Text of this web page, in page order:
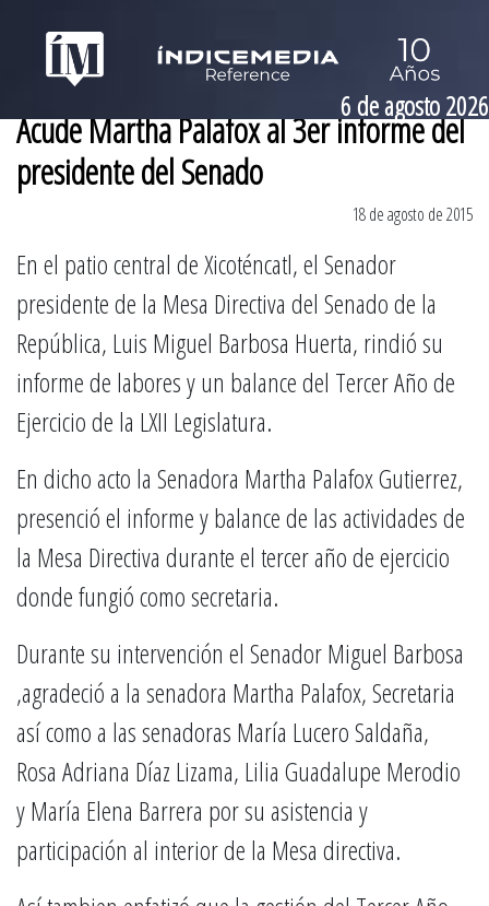
6 de agosto 2026
Acude Martha Palafox al 3er informe del
presidente del Senado
18 de agosto de 2015
En el patio central de Xicoténcatl, el Senador
presidente de la Mesa Directiva del Senado de la
República, Luis Miguel Barbosa Huerta, rindió su
informe de labores y un balance del Tercer Año de
Ejercicio de la LXII Legislatura.
En dicho acto la Senadora Martha Palafox Gutierrez,
presenció el informe y balance de las actividades de
la Mesa Directiva durante el tercer año de ejercicio
donde fungió como secretaria.
Durante su intervención el Senador Miguel Barbosa
,agradeció a la senadora Martha Palafox, Secretaria
así como a las senadoras María Lucero Saldaña,
Rosa Adriana Díaz Lizama, Lilia Guadalupe Merodio
y María Elena Barrera por su asistencia y
participación al interior de la Mesa directiva.